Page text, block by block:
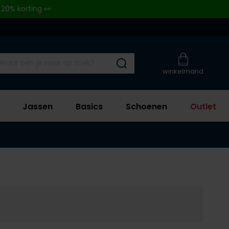
korting 👀
winkelmand
Submit search
Jassen Basics Schoenen Outlet